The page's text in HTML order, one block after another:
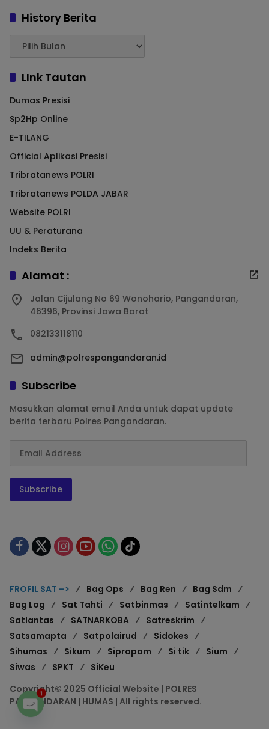
History Berita
LInk Tautan
Dumas Presisi
Sp2Hp Online
E-TILANG
Official Aplikasi Presisi
Tribratanews POLRI
Tribratanews POLDA JABAR
Website POLRI
UU & Peraturana
Indeks Berita
Alamat :
Jalan Cijulang No 69 Wonohario, Pangandaran,
46396, Provinsi Jawa Barat
082133118110
admin@polrespangandaran.id
Subscribe
Masukkan alamat email Anda untuk dapat update
berita terbaru Polres Pangandaran.
Subscribe
FROFIL SAT –> Bag Ops Bag Ren
Bag Sdm
Bag Log
Sat Tahti Satbinmas
Satintelkam
Satlantas
SATNARKOBA
Satreskrim
Satsamapta
Satpolairud
Sidokes
Sihumas
Sikum Sipropam Si tik
Sium
Siwas
SPKT
SiKeu
Copyright© 2025 Official Website | POLRES
PANGANDARAN | HUMAS | All rights reserved.
1